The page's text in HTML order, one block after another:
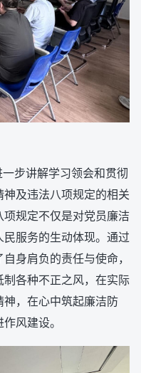
步讲解学习领会和贯彻
及违法八项规定的相关
规定不仅是对党员廉洁
服务的生动体现。通过
身肩负的责任与使命，
各种不正之风，在实际
，在心中筑起廉洁防
风建设。